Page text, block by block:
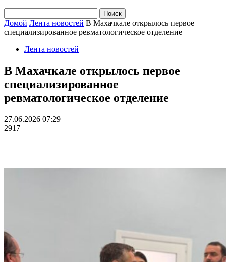
Домой Лента новостей В Махачкале открылось первое
специализированное ревматологическое отделение
Лента новостей
В Махачкале открылось первое
специализированное
ревматологическое отделение
27.06.2026 07:29
2917